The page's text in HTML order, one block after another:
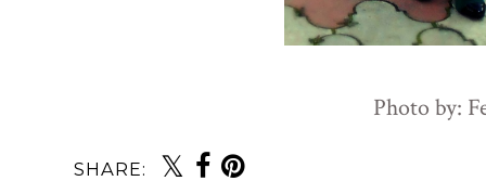
Photo by:
SHARE: